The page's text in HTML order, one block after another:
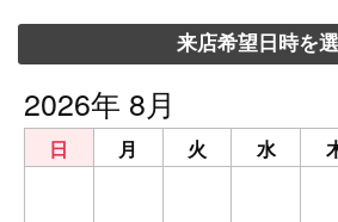
来店希望日時を
2026年 8月
日 月 火 水